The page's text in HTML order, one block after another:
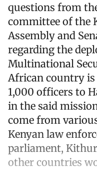
questions from
committee of the
Assembly and
regarding the
Multinational
African country
1,000 officers to
in the said
come from
Kenyan law
parliament,
other countries